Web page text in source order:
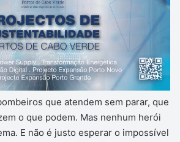
que atendem sem parar, que
o que podem. Mas nenhum herói
E não é justo esperar o impossível